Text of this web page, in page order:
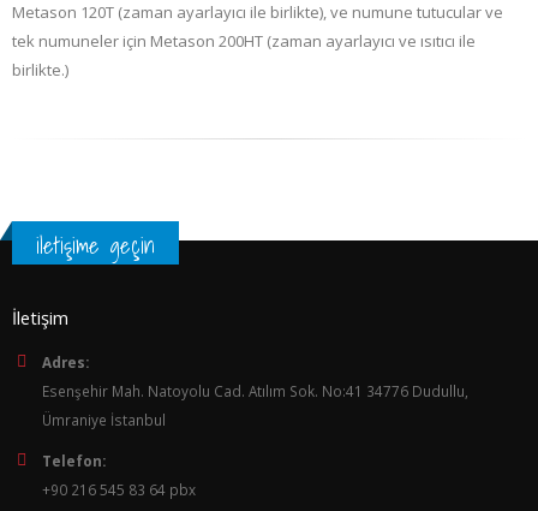
Metason 120T (zaman ayarlayıcı ile birlikte), ve numune tutucular ve
tek numuneler için Metason 200HT (zaman ayarlayıcı ve ısıtıcı ile
birlikte.)
iletişime geçin
İletişim
Adres:
Esenşehir Mah. Natoyolu Cad. Atılım Sok. No:41 34776 Dudullu,
Ümraniye İstanbul
Telefon:
+90 216 545 83 64 pbx